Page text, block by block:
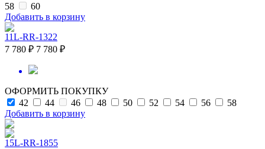
58
60
Добавить в корзину
11L-RR-1322
7 780 ₽ 7 780 ₽
ОФОРМИТЬ ПОКУПКУ
42
44 46 48 50 52 54 56
58
Добавить в корзину
15L-RR-1855